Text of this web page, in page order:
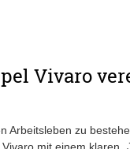
Vivaro
Arbeitsleben zu